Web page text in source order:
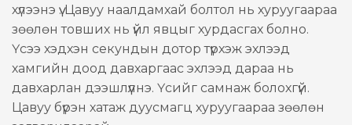
хүлээнэ үү. Цавуу наалдамхай болтол нь хуруугаараа
зөөлөн товших нь үйл явцыг хурдасгах болно.
Үсээ хэдхэн секундын дотор түрхэж эхлээд
хамгийн доод давхаргаас эхлээд дараа нь
давхарлан дээшлүүлнэ. Үсийг самнаж болохгүй.
Цавуу бүрэн хатаж дуусмагц хуруугаараа зөөлөн